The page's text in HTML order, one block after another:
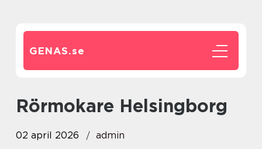
GENAS.se
rörmokare Helsingborg
02 april 2026 admin